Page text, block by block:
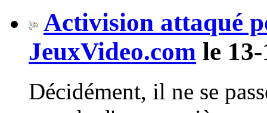
Activision attaqué
JeuxVideo.com le
Décidément, il ne se